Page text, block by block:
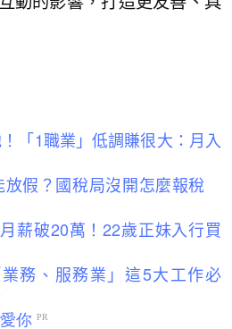
「1職業」低調賺很大：月入
放假？國稅局沒開怎麼報稅
薪破20萬！22歲正妹入行買
務、服務業」這5大工作必